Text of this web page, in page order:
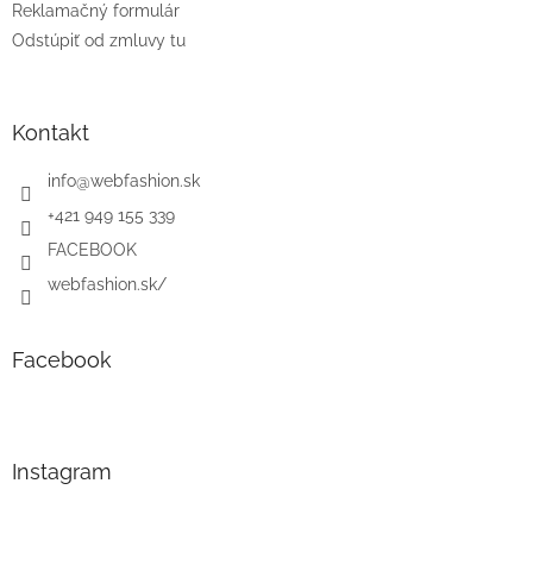
Reklamačný formulár
Odstúpiť od zmluvy tu
Kontakt
info@webfashion.sk
+421 949 155 339
FACEBOOK
webfashion.sk/
Facebook
Instagram